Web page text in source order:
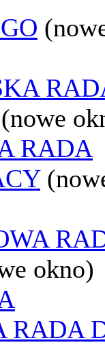
(nowe
RADA
okno)
RADA